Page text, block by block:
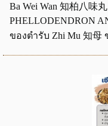
Ba Wei Wan 知柏八味
PHELLODENDRON
ของตำรับ Zhi Mu 知母